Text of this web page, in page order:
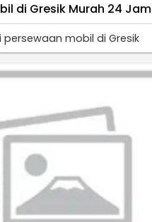
di Gresik Murah 24 Jam
mobil di Gresik